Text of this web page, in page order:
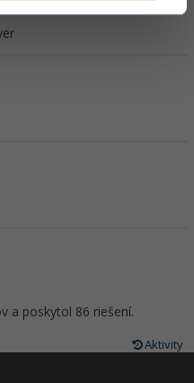
a poskytol 86 riešení.
Aktivity